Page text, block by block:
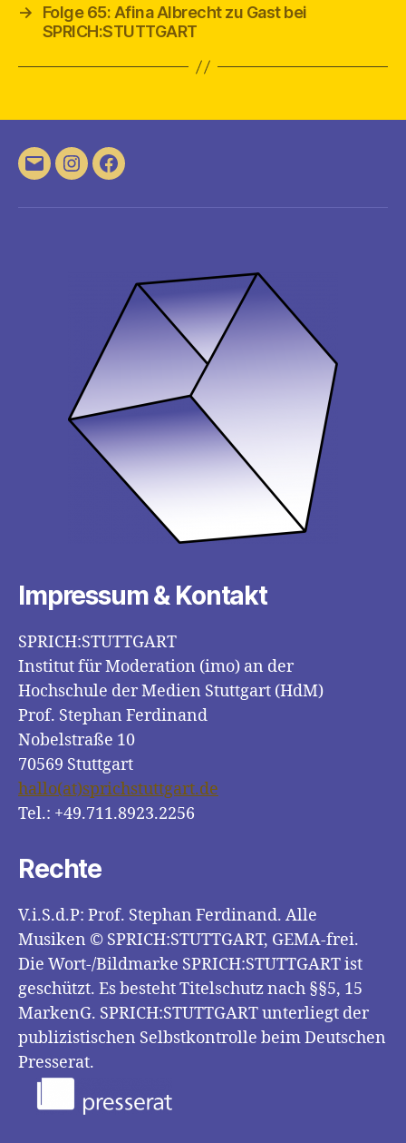
→
Folge 65: Afina Albrecht zu Gast bei
SPRICH:STUTTGART
E-
InstagramFacebook
Impressum & Kontakt
SPRICH:STUTTGART
Institut für Moderation (imo) an der
Hochschule der Medien Stuttgart (HdM)
Prof. Stephan Ferdinand
Nobelstraße 10
70569 Stuttgart
hallo(at)sprichstuttgart.de
Tel.: +49.711.8923.2256
Rechte
V.i.S.d.P: Prof. Stephan Ferdinand. Alle
Musiken © SPRICH:STUTTGART, GEMA-frei.
Die Wort-/Bildmarke SPRICH:STUTTGART ist
geschützt. Es besteht Titelschutz nach §§5, 15
MarkenG. SPRICH:STUTTGART unterliegt der
publizistischen Selbstkontrolle beim Deutschen
Presserat.